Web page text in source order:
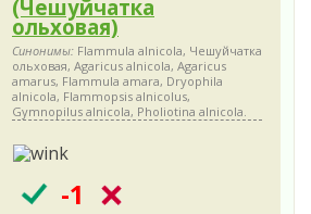
(Чешуйчатка
ольховая)
Синонимы: Flammula alnicola, Чешуйчатка
ольховая, Agaricus alnicola, Agaricus
amarus, Flammula amara, Dryophila
alnicola, Flammopsis alnicolus,
Gymnopilus alnicola, Pholiotina alnicola.
-1